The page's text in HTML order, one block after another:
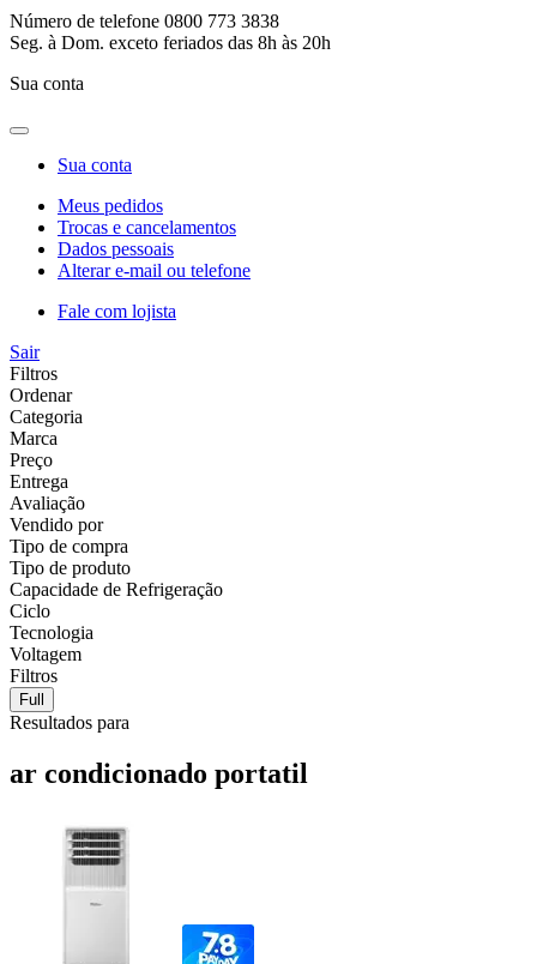
Número de telefone 0800 773 3838
Seg. à Dom. exceto feriados das 8h às 20h
Sua conta
Sua conta
Meus pedidos
Trocas e cancelamentos
Dados pessoais
Alterar e-mail ou telefone
Fale com lojista
Sair
Filtros
Ordenar
Categoria
Marca
Preço
Entrega
Avaliação
Vendido por
Tipo de compra
Tipo de produto
Capacidade de Refrigeração
Ciclo
Tecnologia
Voltagem
Filtros
Full
Resultados para
ar condicionado portatil